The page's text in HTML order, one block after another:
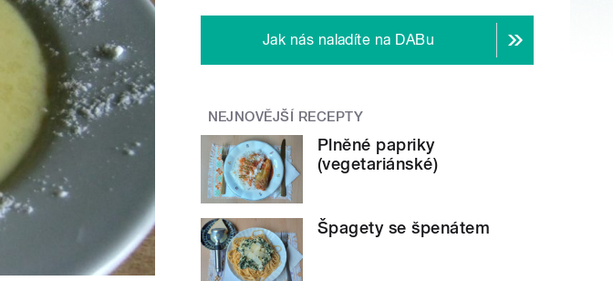
Jak nás naladíte na DABu
NEJNOVĚJŠÍ RECEPTY
Plněné papriky
(vegetariánské)
Špagety se špenátem